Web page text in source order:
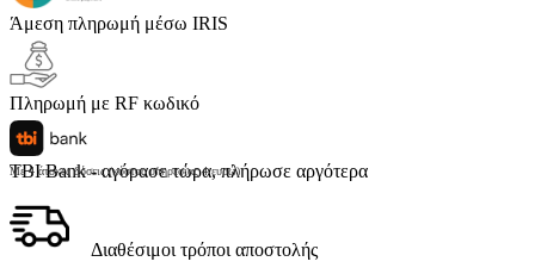
Άμεση πληρωμή μέσω IRIS
Πληρωμή με RF κωδικό
TBI Bank - αγόρασε τώρα, πλήρωσε αργότερα
Με 4 άτοκες δόσεις (κόστος υπηρεσίας 4 ευρώ)
Διαθέσιμοι τρόποι αποστολής